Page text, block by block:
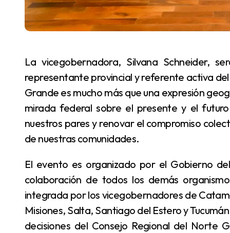
La vicegobernadora, Silvana Schneider, será la anfitriona del evento, en su carácter de
representante provincial y referente activa
Grande es mucho más que una expresión
mirada federal sobre el presente y el
nuestros pares y renovar el compromiso
de nuestras comunidades.
El evento es organizado por el Gobierno del Chaco, a través de la Vicegobernación, con la
colaboración de todos los demás
integrada por los vicegobernadores de
Misiones, Salta, Santiago del Estero y
decisiones del Consejo Regional del Norte